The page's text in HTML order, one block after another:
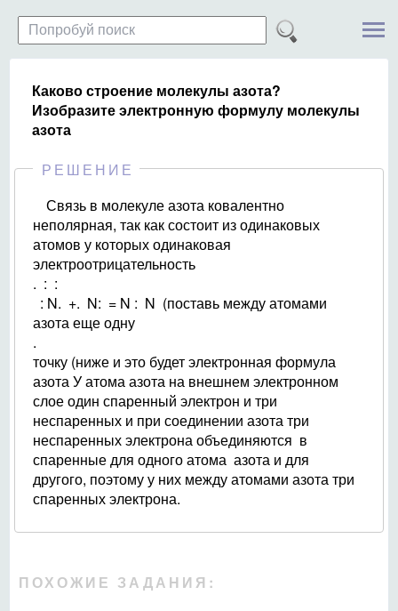
Каково строение молекулы азота?
Изобразите электронную формулу молекулы
азота
РЕШЕНИЕ
Связь в молекуле азота ковалентно
неполярная, так как состоит из одинаковых
атомов у которых одинаковая
электроотрицательность
. : :
: N. +. N: = N : N (поставь между атомами
азота еще одну
.
точку (ниже и это будет электронная формула
азота У атома азота на внешнем электронном
слое один спаренный электрон и три
неспаренных и при соединении азота три
неспаренных электрона объединяются в
спаренные для одного атома азота и для
другого, поэтому у них между атомами азота три
спаренных электрона.
ПОХОЖИЕ ЗАДАНИЯ: